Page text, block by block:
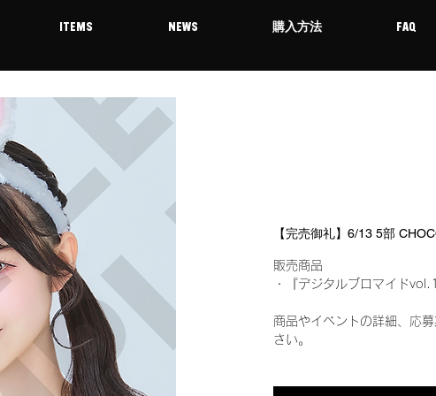
ITEMS NEWS 購入方法 FAQ
【完売御礼】6/13 5部
販売商品
・『デジタルブロマイド
商品やイベントの詳細、応
さい。